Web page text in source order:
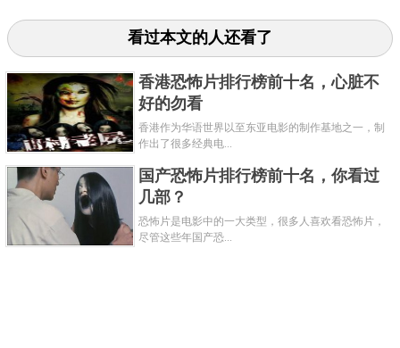
《索多玛120天》是有史以来被制止播映最狠的电影，
这部影片主要讲述了在纳粹占领意大利期间，当地政
府非常残暴以及变态的制裁，他们抓了很多孩子来满
足自己的欲望，在这里进行了对人肉体和精神的双层
摧残，最主要是这部电影的导演皮埃尔·保罗·帕索里尼
也因而在电影上映前被谋杀。
关键字： 恐怖片
看过本文的人还看了
香港恐怖片排行榜前十名，心脏不
好的勿看
香港作为华语世界以至东亚电影的制作基地之一，制
作出了很多经典电...
国产恐怖片排行榜前十名，你看过
几部？
恐怖片是电影中的一大类型，很多人喜欢看恐怖片，
尽管这些年国产恐...